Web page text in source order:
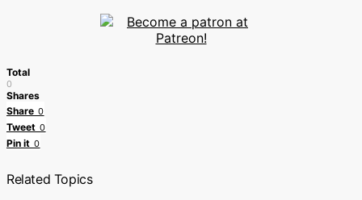
Total
0
Shares
Share 0
Tweet 0
Pin it 0
Related Topics